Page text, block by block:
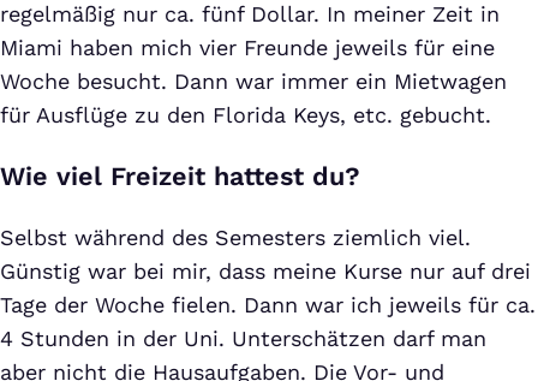
regelmäßig nur ca. fünf Dollar. In meiner Zeit in
Miami haben mich vier Freunde jeweils für eine
Woche besucht. Dann war immer ein Mietwagen
für Ausflüge zu den Florida Keys, etc. gebucht.
Wie viel Freizeit hattest du?
Selbst während des Semesters ziemlich viel.
Günstig war bei mir, dass meine Kurse nur auf drei
Tage der Woche fielen. Dann war ich jeweils für ca.
4 Stunden in der Uni. Unterschätzen darf man
aber nicht die Hausaufgaben. Die Vor- und